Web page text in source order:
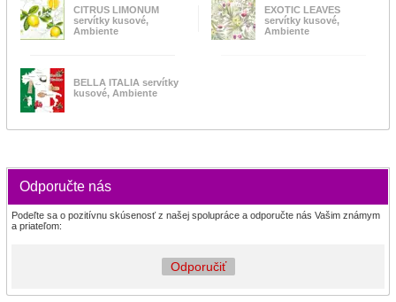
CITRUS LIMONUM
servítky kusové,
Ambiente
EXOTIC LEAVES
servítky kusové,
Ambiente
BELLA ITALIA servítky
kusové, Ambiente
Odporučte nás
Podeľte sa o pozitívnu skúsenosť z našej spolupráce a odporučte nás Vašim známym
a priateľom:
Odporučiť